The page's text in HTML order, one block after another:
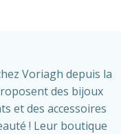
Voriagh depuis la
des bijoux
et des accessoires
! Leur boutique